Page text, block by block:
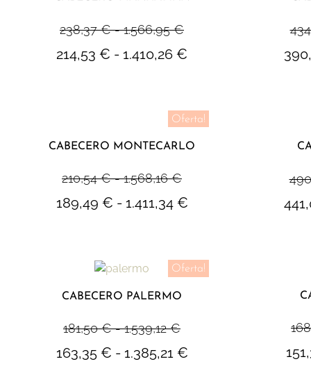
238,37€ - 1.566,95€
214,53 € - 1.410,26 €
Oferta!
CABECERO MONTECARLO
210,54€ - 1.568,16€
189,49 € - 1.411,34 €
Oferta!
CABECERO PALERMO
181,50€ - 1.539,12€
163,35 € - 1.385,21 €